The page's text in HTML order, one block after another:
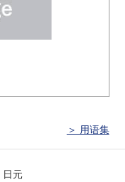
＞ 用语集
日元